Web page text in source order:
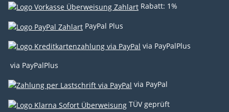
Rabatt: 1%
PayPal Plus
via PayPalPlus
via PayPalPlus
via PayPal
TÜV geprüft